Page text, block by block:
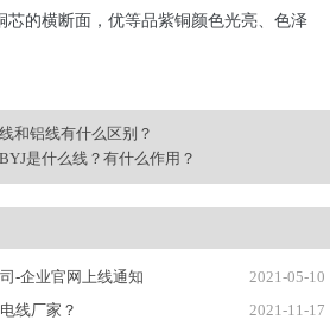
芯的横断面，优等品紫铜颜色光亮、色泽
和铝线有什么区别？
是什么线？有什么作用？
2021-05-10
-企业官网上线通知
2021-11-17
线厂家？